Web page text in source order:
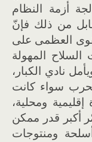
أزمة النظام
من ذلك فإنّ
العظمى على
المهولة
نادي الكبار،
سواء كانت
ومحلية،
أكبر قدر ممكن
ومنتوجات